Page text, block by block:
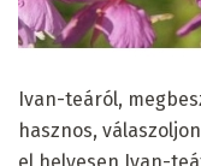
Ivan-teáról,
hasznos,